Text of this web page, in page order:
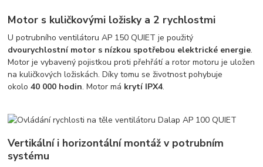
Motor s kuličkovými ložisky a 2 rychlostmi
U potrubního ventilátoru AP 150 QUIET je použitý
dvourychlostní motor s nízkou spotřebou elektrické energie.
Motor je vybavený pojistkou proti přehřátí a rotor motoru je uložen
na kuličkových ložiskách. Díky tomu se životnost pohybuje
okolo 40 000 hodin. Motor má krytí IPX4.
Vertikální i horizontální montáž v potrubním
systému